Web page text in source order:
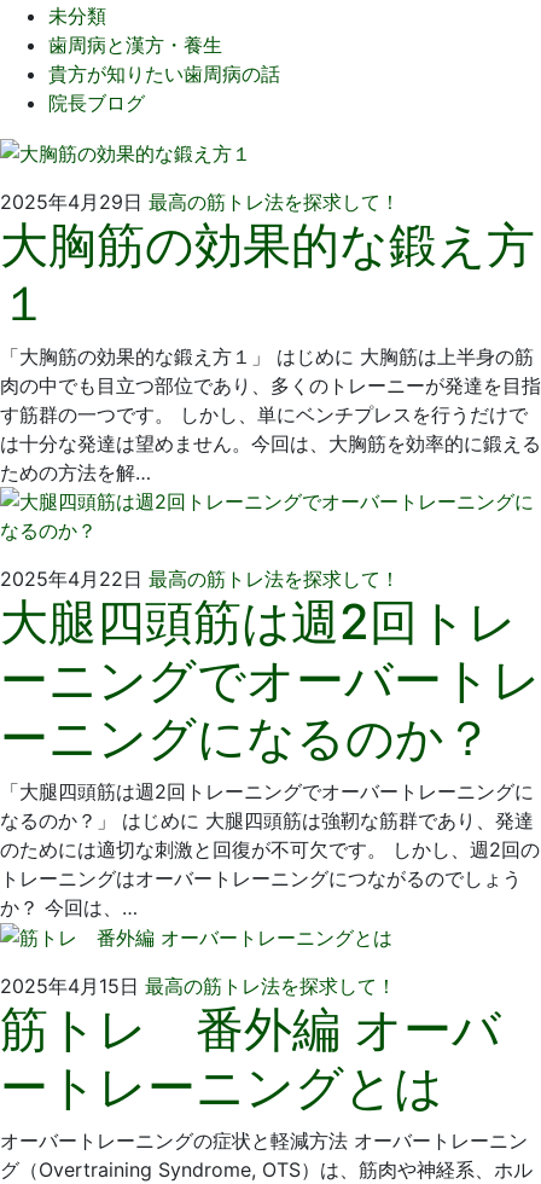
未分類
歯周病と漢方・養生
貴方が知りたい歯周病の話
院長ブログ
2025年4月29日 最高の筋トレ法を探求して！
年
4
日
そ
歯
院
大胸筋の効果的な鍛え方
１
「大胸筋の効果的な鍛え方１」 はじめに 大胸筋は上半身の筋
肉の中でも目立つ部位であり、多くのトレーニーが発達を目指
す筋群の一つです。 しかし、単にベンチプレスを行うだけで
は十分な発達は望めません。今回は、大胸筋を効率的に鍛える
ための方法を解…
2025年4月22日 最高の筋トレ法を探求して！
年
4
日
そ
歯
院
大腿四頭筋は週2回トレ
ーニングでオーバートレ
ーニングになるのか？
「大腿四頭筋は週2回トレーニングでオーバートレーニングに
なるのか？」 はじめに 大腿四頭筋は強靭な筋群であり、発達
のためには適切な刺激と回復が不可欠です。 しかし、週2回の
トレーニングはオーバートレーニングにつながるのでしょう
か？ 今回は、…
2025年4月15日 最高の筋トレ法を探求して！
月
1
日
科
医
院
筋トレ 番外編 オーバ
ートレーニングとは
オーバートレーニングの症状と軽減方法 オーバートレーニン
グ（Overtraining Syndrome, OTS）は、筋肉や神経系、ホル